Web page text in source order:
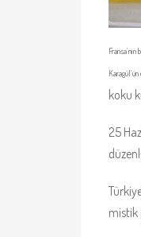
koku
25
mistik